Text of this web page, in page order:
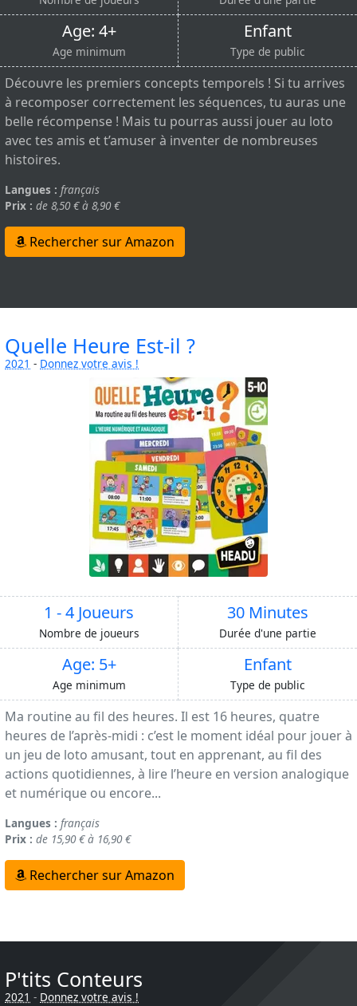
Age: 4+
Age minimum
Enfant
Type de public
Découvre les premiers concepts temporels ! Si tu arrives
à recomposer correctement les séquences, tu auras une
belle récompense ! Mais tu pourras aussi jouer au loto
avec tes amis et t’amuser à inventer de nombreuses
histoires.
Langues : français
Prix : de 8,50 € à 8,90 €
Rechercher sur Amazon
Quelle Heure Est-il ?
2021 - Donnez votre avis !
1 - 4 Joueurs
Nombre de joueurs
30 Minutes
Durée d'une partie
Age: 5+
Age minimum
Enfant
Type de public
Ma routine au fil des heures. Il est 16 heures, quatre
heures de l’après-midi : c’est le moment idéal pour jouer à
un jeu de loto amusant, tout en apprenant, au fil des
actions quotidiennes, à lire l’heure en version analogique
et numérique ou encore...
Langues : français
Prix : de 15,90 € à 16,90 €
Rechercher sur Amazon
P'tits Conteurs
2021 - Donnez votre avis !